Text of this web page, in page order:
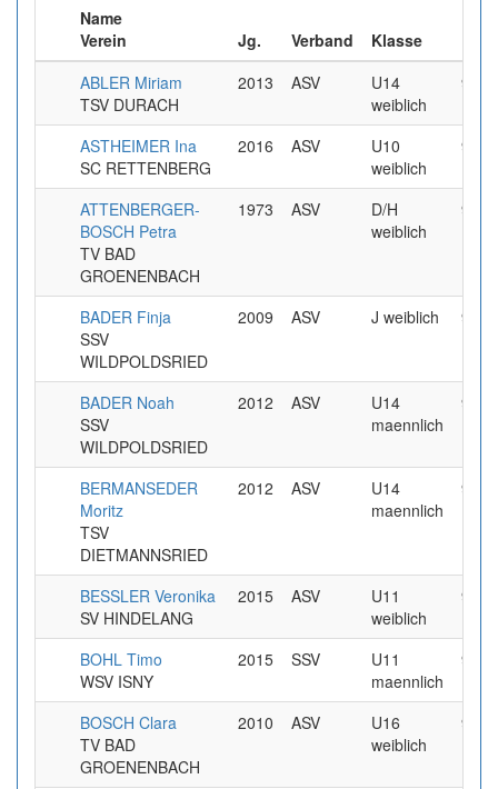
Name
Verein
Jg. Verband Klasse
ABLER Miriam
TSV DURACH
2013 ASV
U14
weiblich
ASTHEIMER Ina
SC RETTENBERG
2016 ASV
U10
weiblich
ATTENBERGER-
BOSCH Petra
TV BAD
GROENENBACH
1973 ASV
D/H
weiblich
BADER Finja
SSV
WILDPOLDSRIED
2009 ASV J weiblich
BADER Noah
SSV
WILDPOLDSRIED
2012 ASV
U14
maennlich
BERMANSEDER
Moritz
TSV
DIETMANNSRIED
2012 ASV
U14
maennlich
BESSLER Veronika
SV HINDELANG
2015 ASV
U11
weiblich
BOHL Timo
WSV ISNY
2015 SSV
U11
maennlich
BOSCH Clara
TV BAD
GROENENBACH
2010 ASV
U16
weiblich